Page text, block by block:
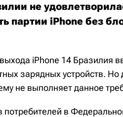
не
партии iPhone без
iPhone 14 Бразилия
зарядных устройств.
не выполняет данное
потребителей в